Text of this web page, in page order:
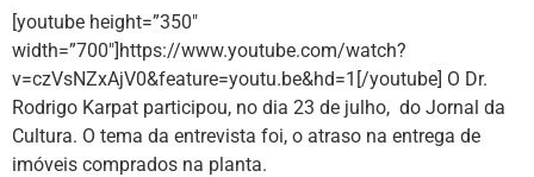
[youtube height=”350″
width=”700″]https://www.youtube.com/watch?
v=czVsNZxAjV0&feature=youtu.be&hd=1[/youtube] O Dr.
Rodrigo Karpat participou, no dia 23 de julho, do Jornal da
Cultura. O tema da entrevista foi, o atraso na entrega de
imóveis comprados na planta.